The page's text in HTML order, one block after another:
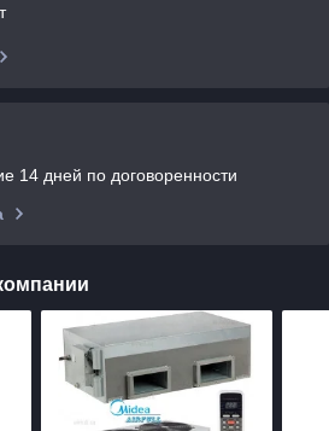
14 дней по договоренности